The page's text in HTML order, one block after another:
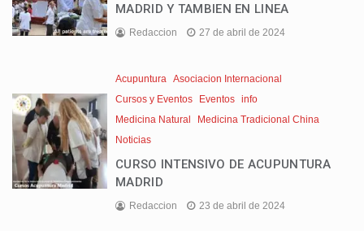
MADRID Y TAMBIEN EN LINEA
Redaccion 27 de abril de 2024
Acupuntura
Asociacion Internacional
Cursos y Eventos
Eventos info
Medicina Natural
Medicina Tradicional China
Noticias
CURSO INTENSIVO DE ACUPUNTURA
MADRID
Redaccion 23 de abril de 2024